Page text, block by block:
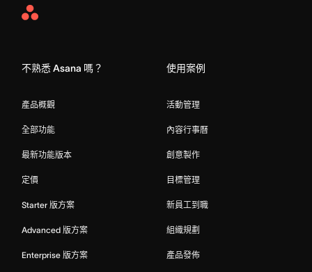
Asana
不熟悉 Asana 嗎？
產品概觀
全部功能
最新功能版本
定價
Starter 版方案
Advanced 版方案
Enterprise 版方案
使用案例
活動管理
內容行事曆
創意製作
目標管理
新員工到職
組織規劃
產品發佈